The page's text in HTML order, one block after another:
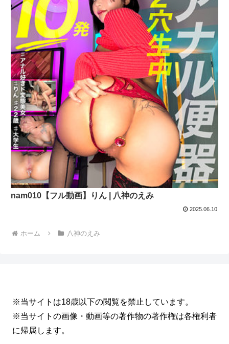
nam010【フル動画】りん | 八神のえみ
2025.06.10
ホーム 八神のえみ
※当サイトは18歳以下の閲覧を禁止しています。
※当サイトの画像・動画等の著作物の著作権は各権利者
に帰属します。